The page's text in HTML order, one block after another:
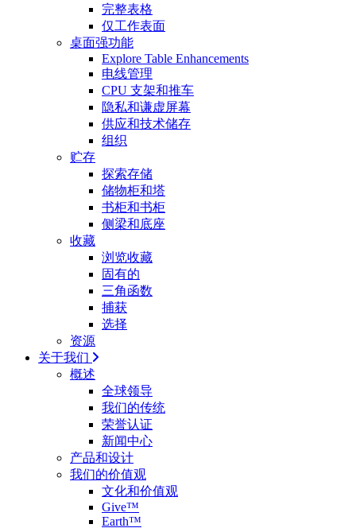
完整表格
仅工作表面
桌面强功能
Explore Table Enhancements
电线管理
CPU 支架和推车
隐私和谦虚屏幕
供应和技术储存
组织
贮存
探索存储
储物柜和塔
书柜和书柜
侧梁和底座
收藏
浏览收藏
固有的
三角函数
捕获
选择
资源
关于我们
概述
全球领导
我们的传统
荣誉认证
新闻中心
产品和设计
我们的价值观
文化和价值观
Give™
Earth™